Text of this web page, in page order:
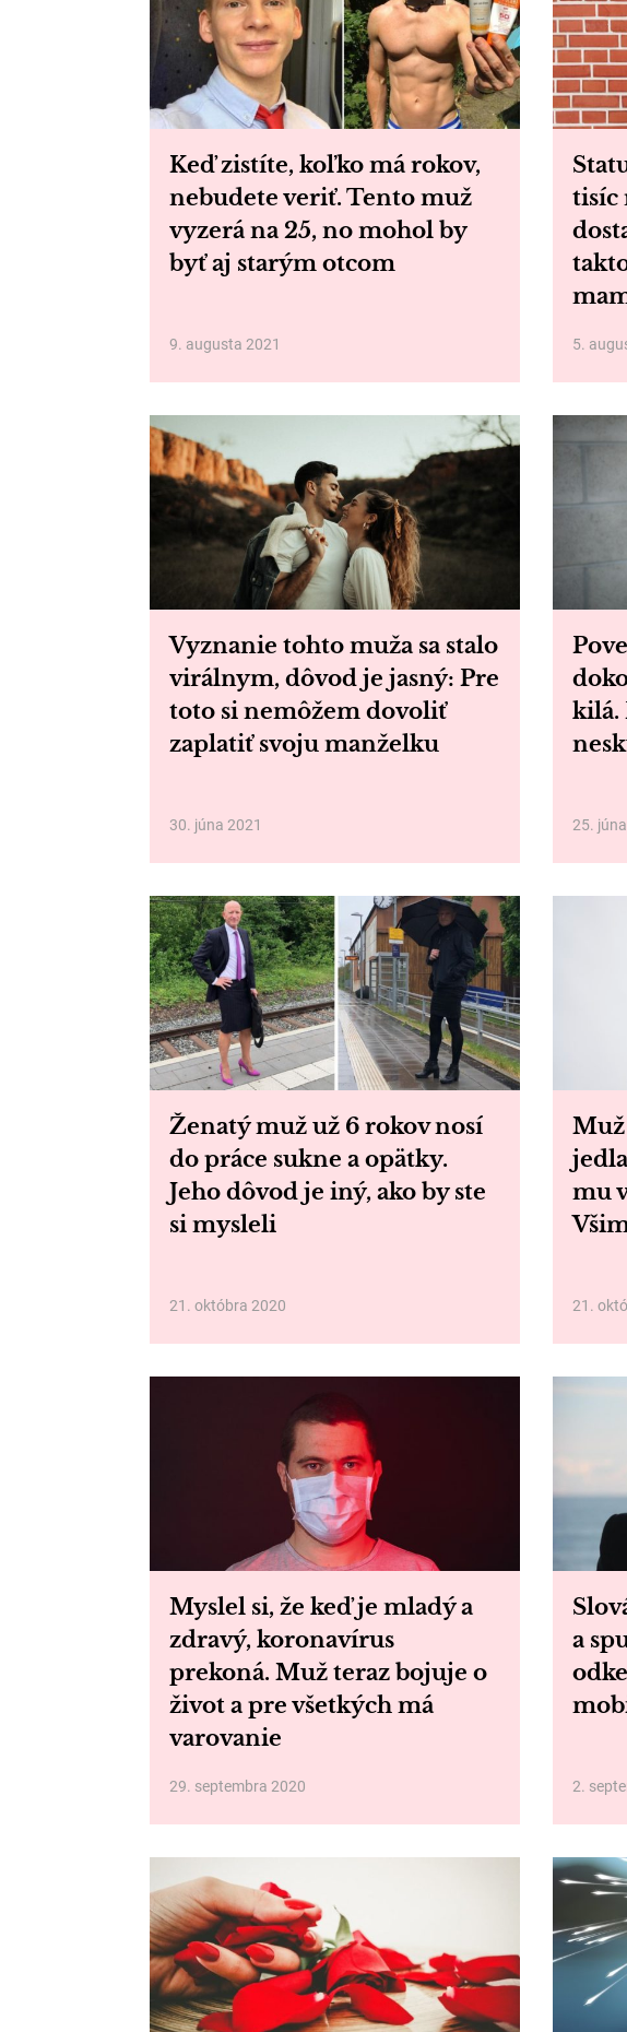
Keď zistíte, koľko má rokov,
nebudete veriť. Tento muž
vyzerá na 25, no mohol by
byť aj starým otcom
9. augusta 2021
tisíc
5.
Vyznanie tohto muža sa stalo
virálnym, dôvod je jasný: Pre
toto si nemôžem dovoliť
zaplatiť svoju manželku
30. júna 2021
kilá.
25.
Ženatý muž už 6 rokov nosí
do práce sukne a opätky.
Jeho dôvod je iný, ako by ste
si mysleli
21. októbra 2020
Muž
mu
21.
Myslel si, že keď je mladý a
zdravý, koronavírus
prekoná. Muž teraz bojuje o
život a pre všetkých má
varovanie
29. septembra 2020
a
2.